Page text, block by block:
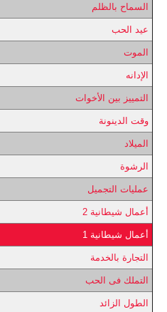
السماح بالظلم
عيد الحب
الموت
الإدانه
التمييز بين الأخوات
وقت الدينونة
الميلاد
الرشوة
عمليات التجميل
أعمال شيطانية 2
أعمال شيطانية 1
التجارة بالخدمة
التملك فى الحب
الطول الزائد